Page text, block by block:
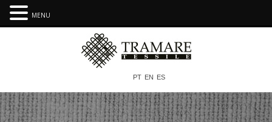
PT EN ES
MENU